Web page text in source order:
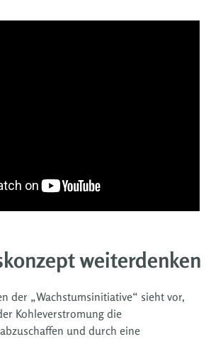
weiterdenken
der „Wachstumsinitiative“ sieht vor,
Kohleverstromung die
und durch eine